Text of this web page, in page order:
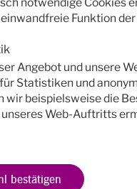
Kirchentages und
Unternehmen
Funktion
Angebot und unsere
Statistiken und
wir beispielsweise die
unseres Web-Auftritts
bestätigen